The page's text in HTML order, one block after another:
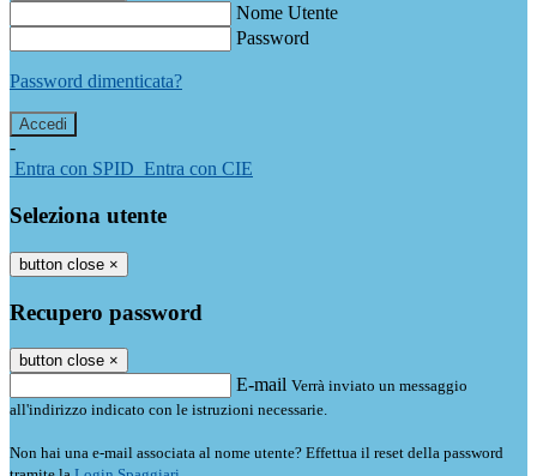
Nome Utente
Password
Password dimenticata?
-
Entra con SPID Entra con CIE
Seleziona utente
button close ×
Recupero password
button close ×
E-mail Verrà inviato un messaggio
all'indirizzo indicato con le istruzioni necessarie.
Non hai una e-mail associata al nome utente? Effettua il reset della password